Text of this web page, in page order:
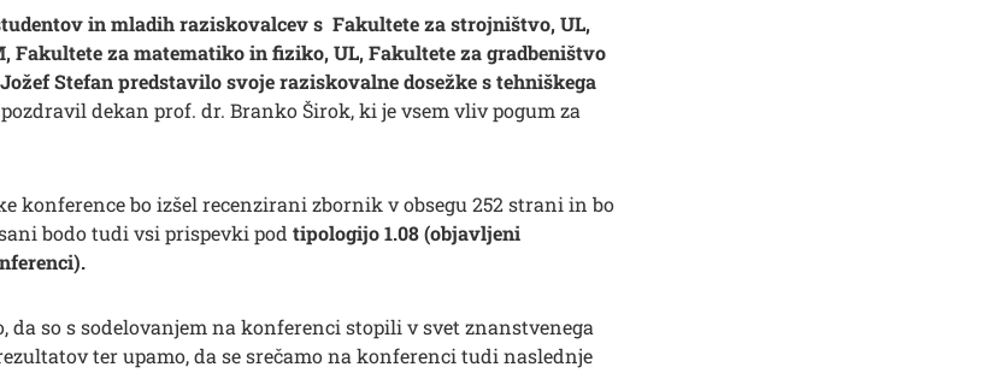
in mladih raziskovalcev s Fakultete za strojništvo, UL,
Fakultete za matematiko in fiziko, UL, Fakultete za gradbeništvo
Stefan predstavilo svoje raziskovalne dosežke s tehniškega
dekan prof. dr. Branko Širok, ki je vsem vliv pogum za
konference bo izšel recenzirani zbornik v obsegu 252 strani in bo
bodo tudi vsi prispevki pod tipologijo 1.08 (objavljeni
da so s sodelovanjem na konferenci stopili v svet znanstvenega
ter upamo, da se srečamo na konferenci tudi naslednje